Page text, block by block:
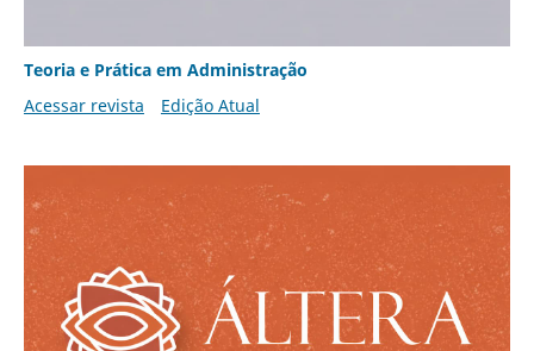
Teoria e Prática em Administração
Acessar revista
Edição Atual